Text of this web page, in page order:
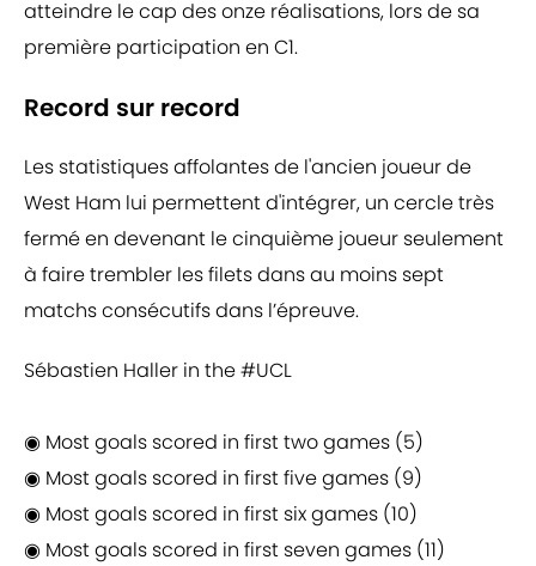
atteindre le cap des onze réalisations, lors de sa
première participation en C1.
Record sur record
Les statistiques affolantes de l'ancien joueur de
West Ham lui permettent d'intégrer, un cercle très
fermé en devenant le cinquième joueur seulement
à faire trembler les filets dans au moins sept
matchs consécutifs dans l’épreuve.
Sébastien Haller in the#UCL
◉ Most goals scored in first two games (5)
◉ Most goals scored in first five games (9)
◉ Most goals scored in first six games (10)
◉ Most goals scored in first seven games (11)